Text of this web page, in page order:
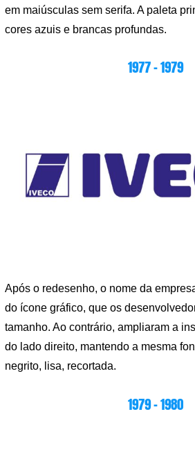
em maiúsculas sem serifa. A paleta
cores azuis e brancas profundas.
1977 – 1979
Após o redesenho, o nome da
do ícone gráfico, que os
tamanho. Ao contrário, ampliaram a
do lado direito, mantendo a mesma
negrito, lisa, recortada.
1979 – 1980